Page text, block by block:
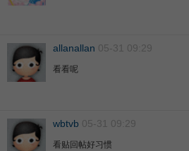
allanallan 05-31 09:29
看看呢
wbtvb 05-31 09:29
看贴回帖好习惯